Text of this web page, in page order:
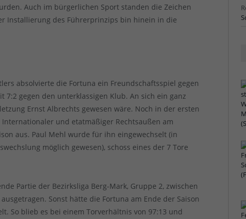
Auch im bürgerlichen Sport standen die Zeichen
Installierung des Führerprinzips bin hinein in die
absolvierte die Fortuna ein Freundschaftsspiel gegen
7:2 gegen den unterklassigen Klub. An sich ein ganz
Ernst Albrechts gewesen wäre. Noch in der ersten
und etatmäßiger Rechtsaußen am
aus. Paul Mehl wurde für ihn eingewechselt (in
möglich gewesen), schoss eines der 7 Tore
Partie der Bezirksliga Berg-Mark, Gruppe 2, zwischen
Sonst hätte die Fortuna am Ende der Saison
So blieb es bei einem Torverhältnis von 97:13 und